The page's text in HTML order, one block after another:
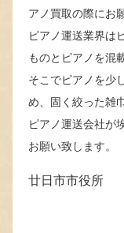
アノ買取の際にお
ピアノ運送業界は
ものとピアノを混
そこでピアノを少
め、固く絞った雑
ピアノ運送会社が
お願い致します。
廿日市市役所